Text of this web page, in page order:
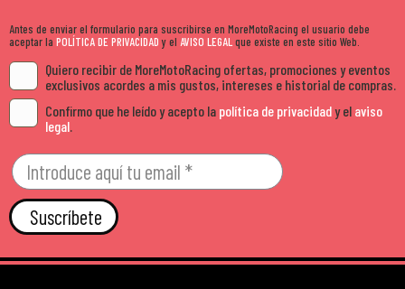
Antes de enviar el formulario para suscribirse en MoreMotoRacing el usuario debe
aceptar la POLÍTICA DE PRIVACIDADy el AVISO LEGALque existe en este sitio Web.
Quiero recibir de MoreMotoRacing ofertas, promociones y eventos
exclusivos acordes a mis gustos, intereses e historial de compras.
Confirmo que he leído y acepto la política de privacidady el aviso
legal
Suscríbete